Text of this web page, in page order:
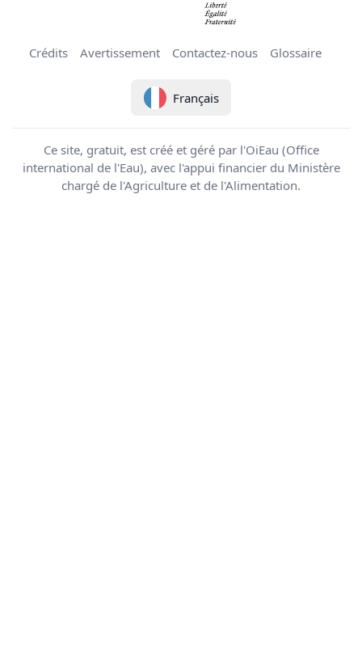
Crédits Avertissement Contactez-nous Glossaire
Français
Ce site, gratuit, est créé et géré par l'OiEau (Office
international de l'Eau), avec l'appui financier du Ministère
chargé de l'Agriculture et de l'Alimentation.